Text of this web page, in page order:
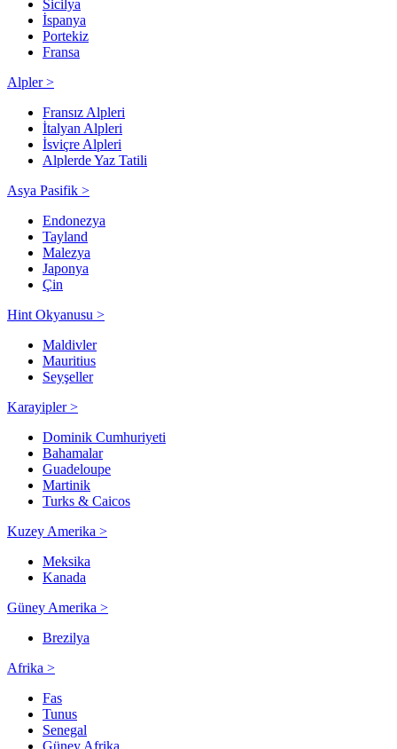
Sicilya
İspanya
Portekiz
Fransa
Alpler >
Fransız Alpleri
İtalyan Alpleri
İsviçre Alpleri
Alplerde Yaz Tatili
Asya Pasifik >
Endonezya
Tayland
Malezya
Japonya
Çin
Hint Okyanusu >
Maldivler
Mauritius
Seyşeller
Karayipler >
Dominik Cumhuriyeti
Bahamalar
Guadeloupe
Martinik
Turks & Caicos
Kuzey Amerika >
Meksika
Kanada
Güney Amerika >
Brezilya
Afrika >
Fas
Tunus
Senegal